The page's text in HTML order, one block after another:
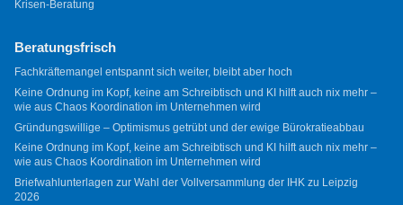
Krisen-Beratung
Beratungsfrisch
Fachkräftemangel entspannt sich weiter, bleibt aber hoch
Keine Ordnung im Kopf, keine am Schreibtisch und KI hilft auch nix mehr –
wie aus Chaos Koordination im Unternehmen wird
Gründungswillige – Optimismus getrübt und der ewige Bürokratieabbau
Keine Ordnung im Kopf, keine am Schreibtisch und KI hilft auch nix mehr –
wie aus Chaos Koordination im Unternehmen wird
Briefwahlunterlagen zur Wahl der Vollversammlung der IHK zu Leipzig
2026